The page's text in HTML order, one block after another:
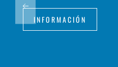
INFORMACIÓN